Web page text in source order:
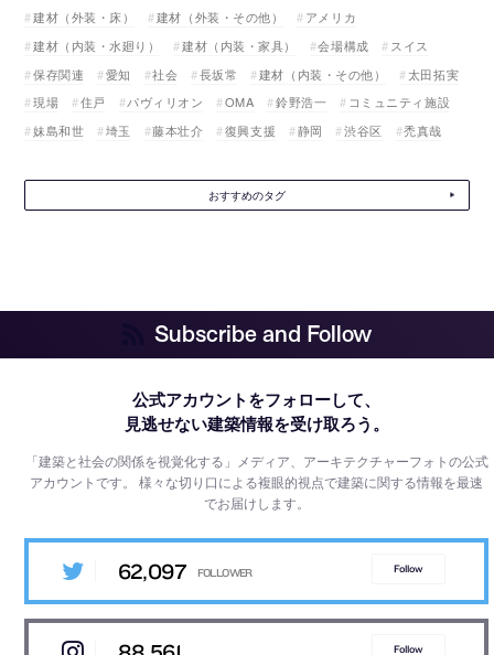
建材（外装・床）
建材（外装・その他）
アメリカ
建材（内装・水廻り）
建材（内装・家具） 会場構成
スイス
保存関連
愛知 社会 長坂常 建材（内装・その他）
太田拓実
現場
住戸 パヴィリオン OMA 鈴野浩一
コミュニティ施設
妹島和世
埼玉 藤本壮介 復興支援 静岡 渋谷区 禿真哉
おすすめのタグ
Subscribe and Follow
公式アカウントをフォローして、
見逃せない建築情報を受け取ろう。
「建築と社会の関係を視覚化する」メディア、アーキテクチャーフォトの公式
アカウントです。様々な切り口による複眼的視点で建築に関する情報を最速
でお届けします。
62,097 Follow
Follow